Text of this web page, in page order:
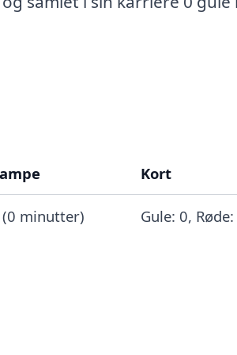
Kort
(0 minutter) Gule: 0,